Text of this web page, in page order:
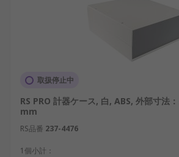
取扱停止中
RS PRO 計器ケース, 白, ABS, 外部寸法
mm
RS品番 237-4476
1個小計：